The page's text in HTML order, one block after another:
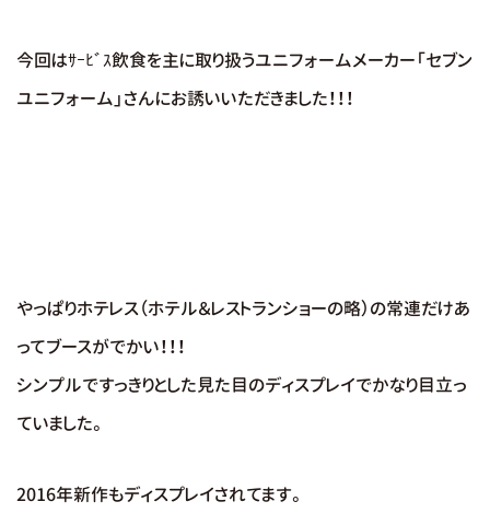
今回はｻｰﾋﾞｽ飲食を主に取り扱うユニフォームメーカー「セブン
ユニフォーム」さんにお誘いいただきました！！！
やっぱりホテレス（ホテル＆レストランショーの略）の常連だけあ
ってブースがでかい！！！
シンプルですっきりとした見た目のディスプレイでかなり目立っ
ていました。
2016年新作もディスプレイされてます。